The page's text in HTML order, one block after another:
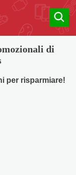
di
per risparmiare!